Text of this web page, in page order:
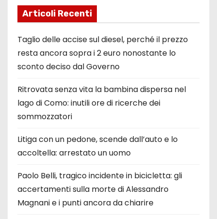
Articoli Recenti
Taglio delle accise sul diesel, perché il prezzo
resta ancora sopra i 2 euro nonostante lo
sconto deciso dal Governo
Ritrovata senza vita la bambina dispersa nel
lago di Como: inutili ore di ricerche dei
sommozzatori
Litiga con un pedone, scende dall’auto e lo
accoltella: arrestato un uomo
Paolo Belli, tragico incidente in bicicletta: gli
accertamenti sulla morte di Alessandro
Magnani e i punti ancora da chiarire